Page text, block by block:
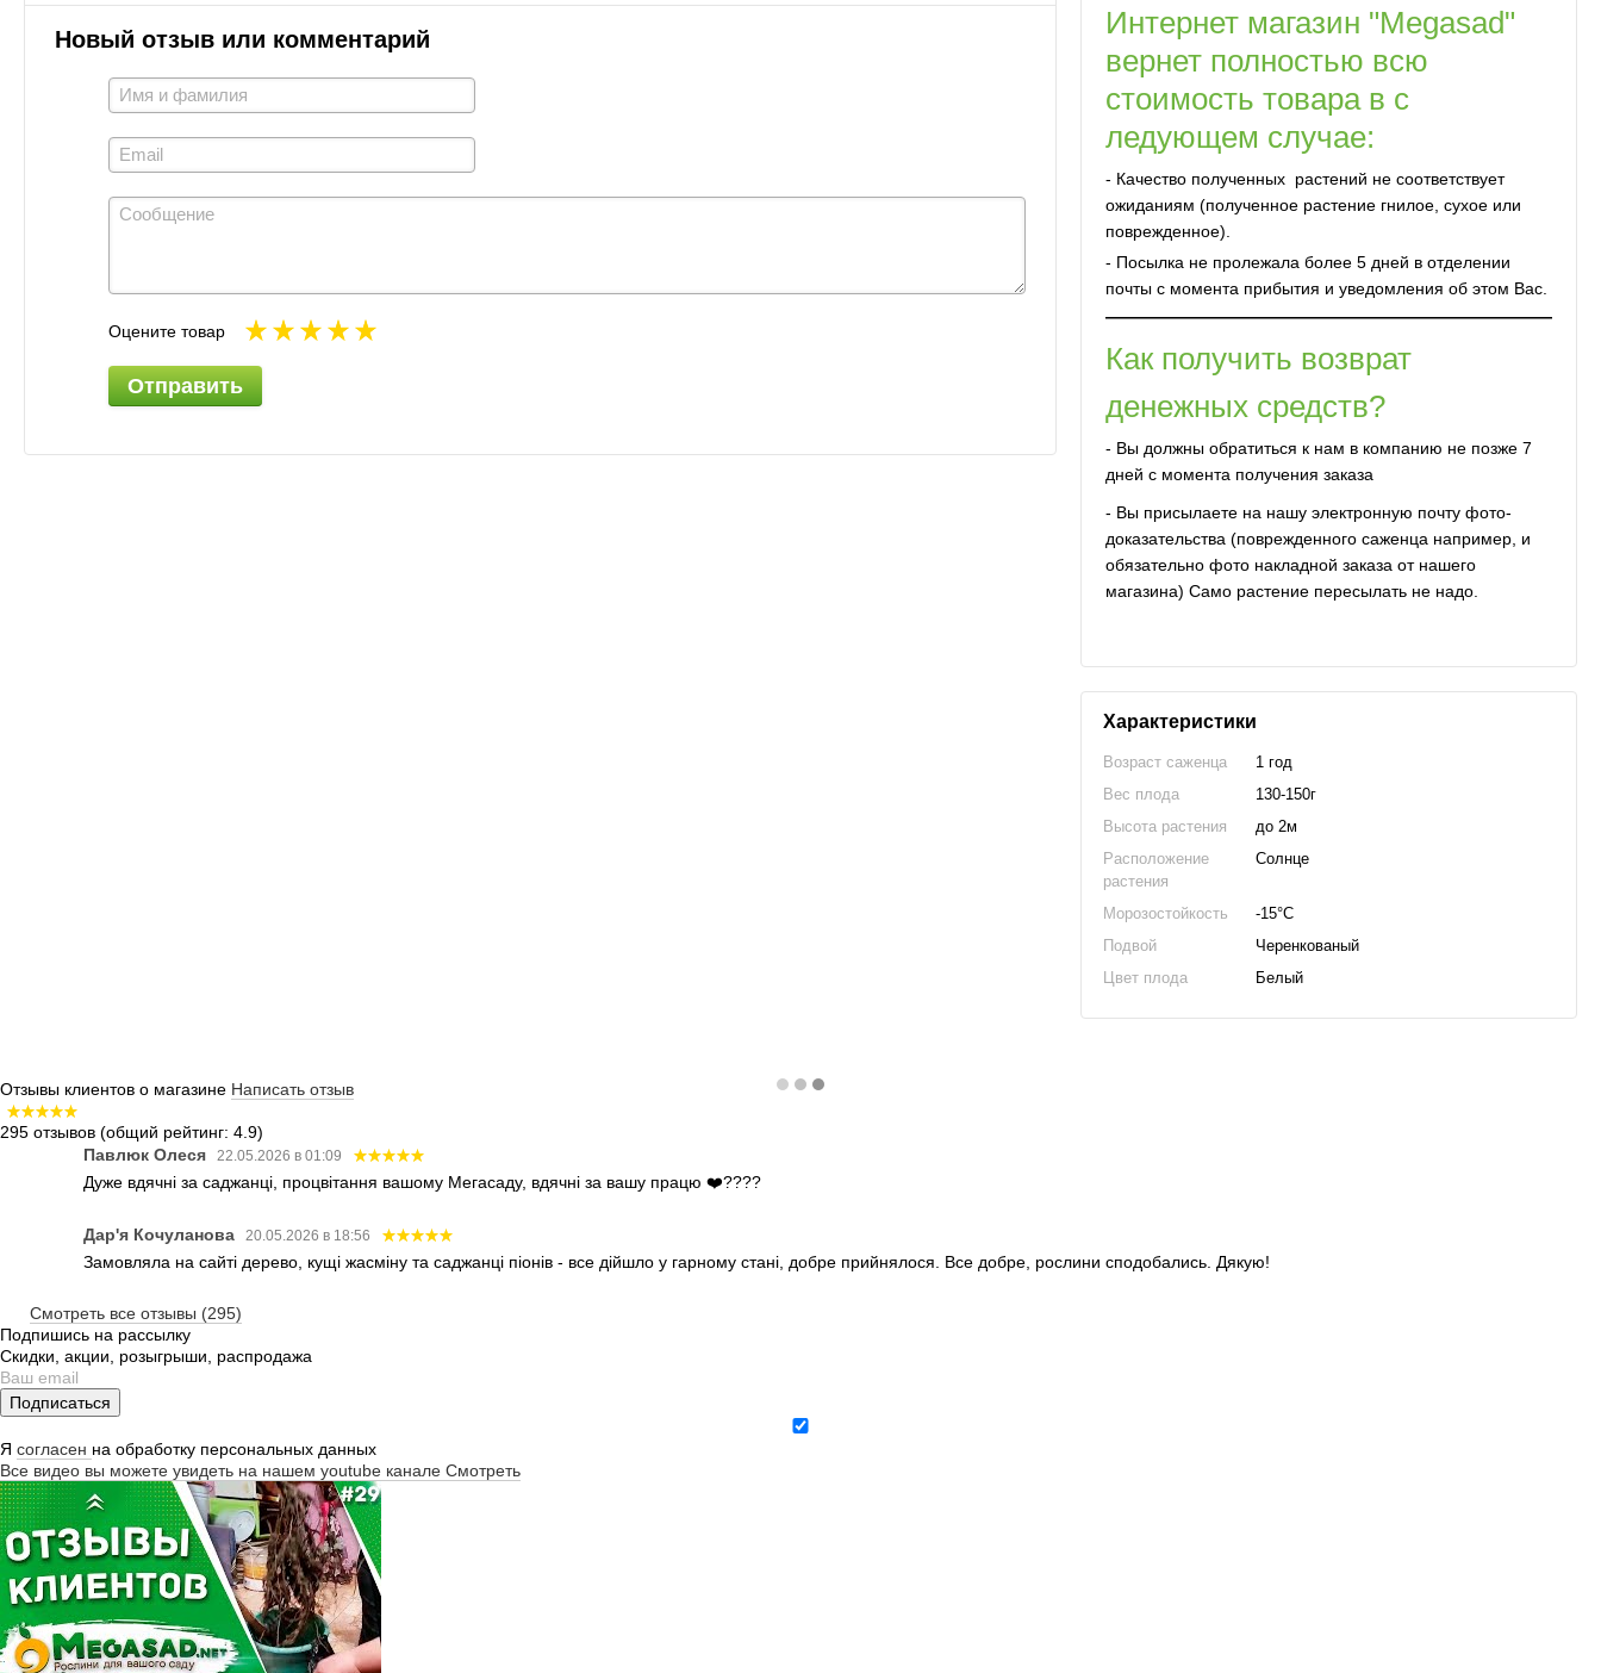
Новый отзыв или комментарий
Оцените товар
Отправить
Интернет магазин "Megasad"
вернет полностью всю
стоимость товара в с
ледующем случае:
- Качество полученных растений не соответствует
ожиданиям (полученное растение гнилое, сухое или
поврежденное).
- Посылка не пролежала более 5 дней в отделении
почты с момента прибытия и уведомления об этом Вас.
Как получить возврат
денежных средств?
- Вы должны обратиться к нам в компанию не позже 7
дней с момента получения заказа
- Вы присылаете на нашу электронную почту фото-
доказательства (поврежденного саженца например, и
обязательно фото накладной заказа от нашего
магазина) Само растение пересылать не надо.
Характеристики
Возраст саженца
1 год
Вес плода
130-150г
Высота растения
до 2м
Расположение
растения
Солнце
Морозостойкость
-15°C
Подвой
Черенкованый
Цвет плода
Белый
Отзывы клиентов о магазине Написать отзыв
295 отзывов (общий рейтинг: 4.9)
Павлюк Олеся
22.05.2026 в 01:09
Дуже вдячні за саджанці, процвітання вашому Мегасаду, вдячні за вашу працю ❤️????
Дар'я Кочуланова 20.05.2026 в 18:56
Замовляла на сайті дерево, кущі жасміну та саджанці піонів - все дійшло у гарному стані, добре прийнялося. Все добре, рослини сподобались. Дякую!
Смотреть все отзывы (295)
Подпишись на рассылку
Скидки, акции, розыгрыши, распродажа
Подписаться
Я согласен на обработку персональных данных
Все видео вы можете увидеть на нашем youtube канале Смотреть